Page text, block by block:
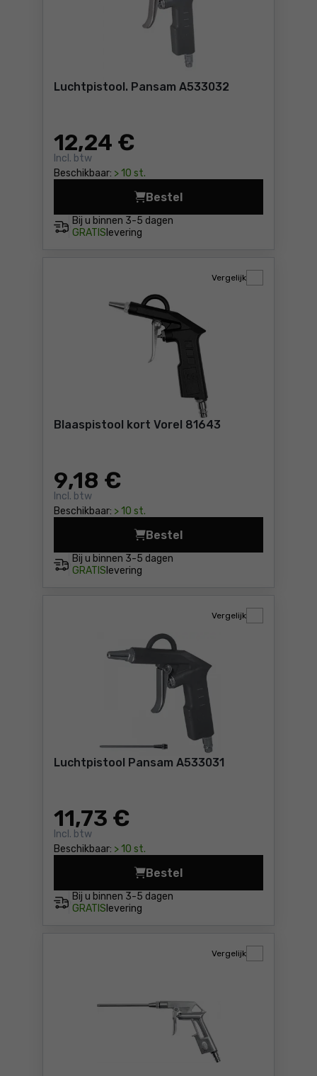
Luchtpistool. Pansam A533032
12,24 €
Incl. btw
Beschikbaar: > 10 st.
Bij u binnen 3-5 dagen
GRATIS levering
Bestel
Luchtpistool. Pansam
Blaaspistool kort Vorel 81643
9,18 €
Incl. btw
Beschikbaar: > 10 st.
Vergelijk
Bij u binnen 3-5 dagen
GRATIS levering
Bestel
Blaaspistool kort Vorel
Luchtpistool Pansam A533031
11,73 €
Incl. btw
Beschikbaar: > 10 st.
Vergelijk
Bij u binnen 3-5 dagen
GRATIS levering
Bestel
Luchtpistool Pansam
Vergelijk